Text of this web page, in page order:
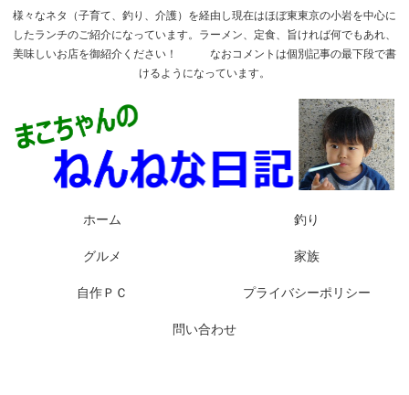
様々なネタ（子育て、釣り、介護）を経由し現在はほぼ東東京の小岩を中心に
したランチのご紹介になっています。ラーメン、定食、旨ければ何でもあれ、
美味しいお店を御紹介ください！ なおコメントは個別記事の最下段で書
けるようになっています。
ホーム 釣り
グルメ 家族
自作ＰＣ プライバシーポリシー
問い合わせ